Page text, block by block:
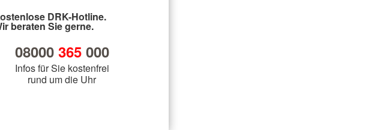
DRK-Hotline.
beraten Sie gerne.
08000 365000
Infos für Sie kostenfrei
rund um die Uhr